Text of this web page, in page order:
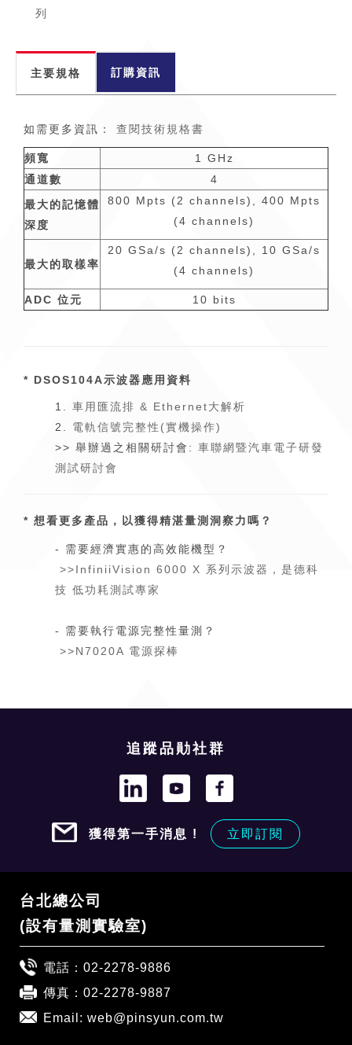
列
主要規格 訂購資訊
如需更多資訊： 查閱技術規格書
頻寬
1 GHz
通道數
4
最大的記憶體
深度
800 Mpts (2 channels), 400 Mpts
(4 channels)
最大的取樣率
20 GSa/s (2 channels), 10 GSa/s
(4 channels)
ADC 位元 10 bits
* DSOS104A示波器應用資料
1. 車用匯流排 & Ethernet大解析
2. 電軌信號完整性(實機操作)
>> 舉辦過之相關研討會: 車聯網暨汽車電子研發
測試研討會
* 想看更多產品，以獲得精湛量測洞察力嗎？
- 需要經濟實惠的高效能機型？
>>InfiniiVision 6000 X 系列示波器，是德科
技 低功耗測試專家
- 需要執行電源完整性量測？
>>N7020A 電源探棒
追蹤品勛社群
獲得第一手消息 ! 立即訂閱
台北總公司
(設有量測實驗室)
電話： 02-2278-9886
傳真：02-2278-9887
Email: web@pinsyun.com.tw